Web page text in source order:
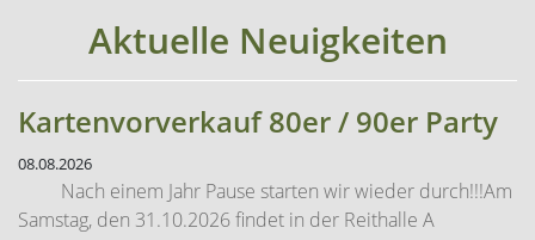
Aktuelle Neuigkeiten
Kartenvorverkauf 80er / 90er Party
08.08.2026
Nach einem Jahr Pause starten wir wieder durch!!!Am
Samstag, den 31.10.2026 findet in der Reithalle A